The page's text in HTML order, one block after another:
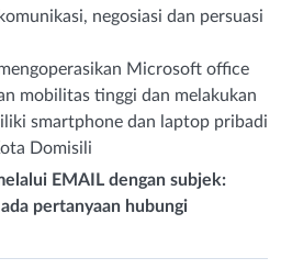
negosiasi dan persuasi
Microsoft office
mobilitas tinggi dan melakukan
smartphone dan laptop pribadi
Domisili
EMAIL dengan subjek:
pertanyaan hubungi